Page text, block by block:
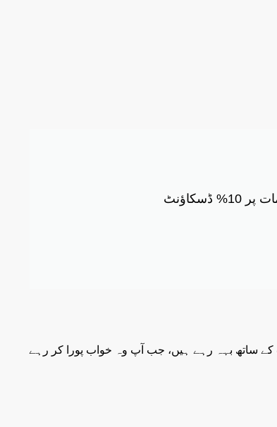
کے ساتھ بہہ رہے ہیں، جب آپ وہ خواب پورا کر رہے